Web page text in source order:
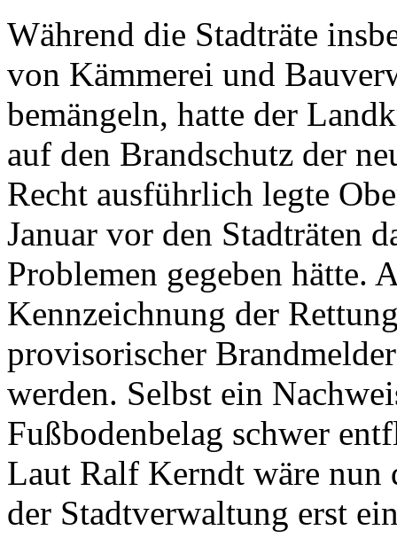
Während die Stadträte
von Kämmerei und
bemängeln, hatte der
auf den Brandschutz der
Recht ausführlich legte
Januar vor den Stadträten
Problemen gegeben hätte.
Kennzeichnung der
provisorischer
werden. Selbst ein
Fußbodenbelag schwer
Laut Ralf Kerndt wäre
der Stadtverwaltung erst